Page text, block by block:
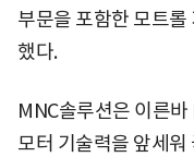
부문을 포함한 모트
했다.
MNC솔루션은 이른
모터 기술력을 앞세